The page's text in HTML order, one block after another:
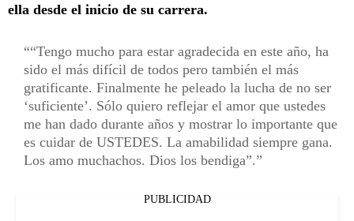
ella desde el inicio de su carrera.
“Tengo mucho para estar agradecida en este año, ha
sido el más difícil de todos pero también el más
gratificante. Finalmente he peleado la lucha de no ser
‘suficiente’. Sólo quiero reflejar el amor que ustedes
me han dado durante años y mostrar lo importante que
es cuidar de USTEDES. La amabilidad siempre gana.
Los amo muchachos. Dios los bendiga”.
PUBLICIDAD